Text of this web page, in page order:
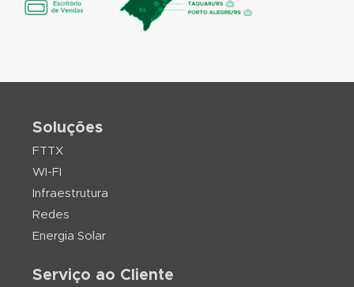
Soluções
FTTX
WI-FI
Infraestrutura
Redes
Energia Solar
Serviço ao Cliente